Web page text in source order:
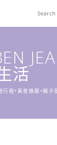
活
行程•美食推薦•親子